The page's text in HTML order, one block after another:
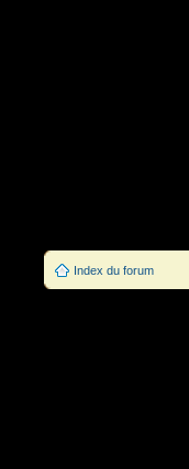
Index du forum